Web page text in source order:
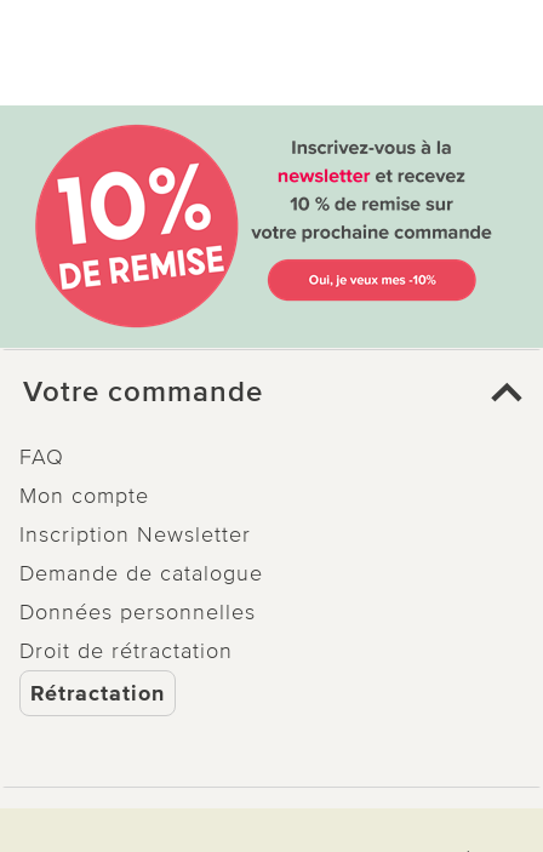
Votre commande
FAQ
Mon compte
Inscription Newsletter
Demande de catalogue
Données personnelles
Droit de rétractation
Rétractation